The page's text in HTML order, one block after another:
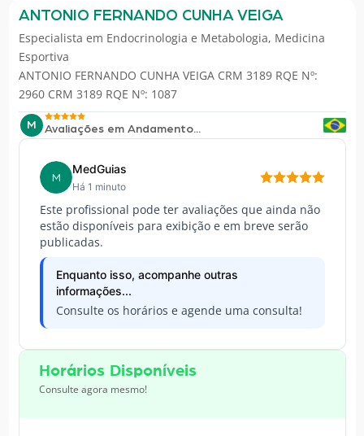
ANTONIO FERNANDO CUNHA VEIGA
Especialista em Endocrinologia e Metabologia, Medicina
Esportiva
ANTONIO FERNANDO CUNHA VEIGA CRM 3189 RQE Nº:
2960 CRM 3189 RQE Nº: 1087
M Avaliações em Andamento...
M
MedGuias
Há 1 minuto
Este profissional pode ter avaliações que ainda não
estão disponíveis para exibição e em breve serão
publicadas.
Enquanto isso, acompanhe outras
informações...
Consulte os horários e agende uma consulta!
Horários Disponíveis
Consulte agora mesmo!